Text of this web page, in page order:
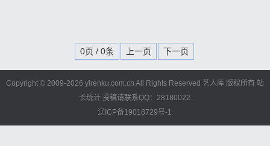
0页 / 0条 上一页 下一页
Copyright © 2009-2026 yirenku.com.cn All Rights Reserved 艺人库 版权所有 站
长统计 投稿请联系QQ：28180022
辽ICP备19018729号-1